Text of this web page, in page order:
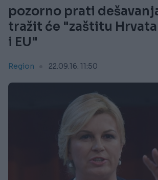
pozorno prati
tražit će "zaštitu Hrvata
i EU"
Region 22.09.16. 11:50